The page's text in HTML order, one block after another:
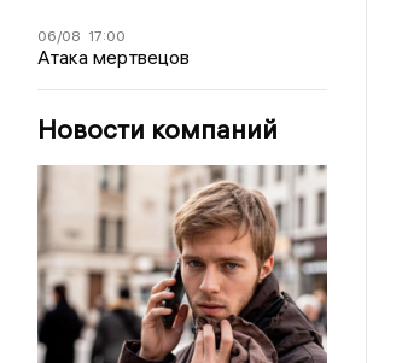
06/08 17:00
Атака мертвецов
Новости компаний